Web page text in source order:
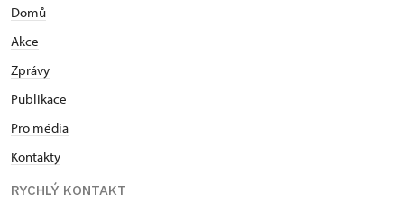
Domů
Akce
Zprávy
Publikace
Pro média
Kontakty
RYCHLÝ KONTAKT